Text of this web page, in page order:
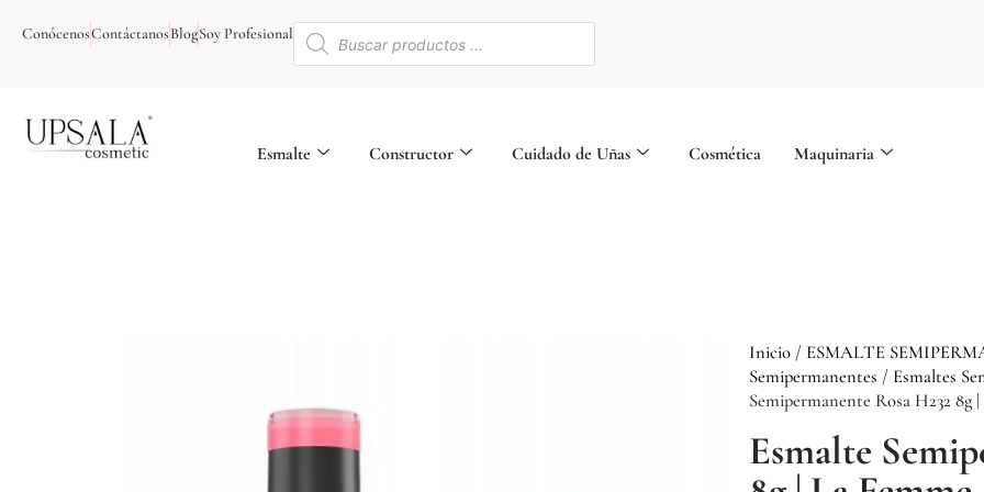
ConócenosContáctanosBlogSoy Profesional Búsqueda
Esmalte Constructor Cuidado de Uñas Cosmética Maquinaria
Inicio / ESMALTE
Semipermanentes / Esmaltes
Semipermanente Rosa H232 8g
Esmalte